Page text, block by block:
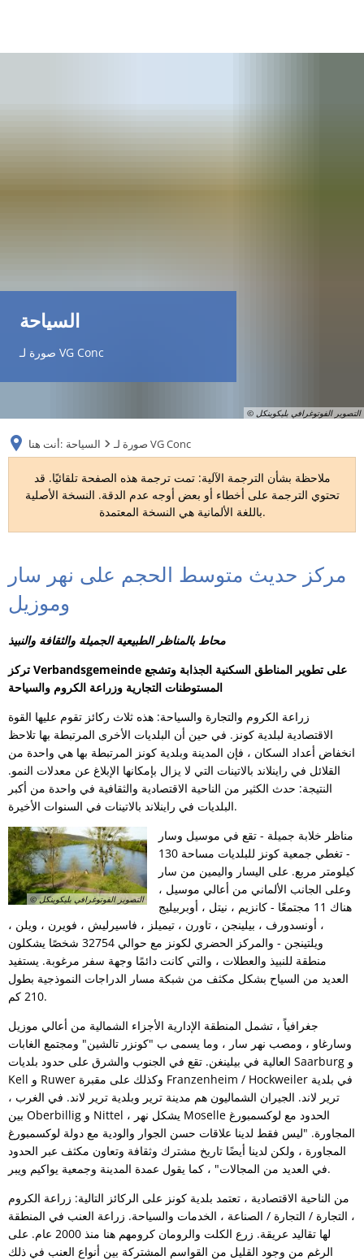
© التصوير الفوتوغرافي بليكوينكل
السياحة
صورة لـ VG Conc
أنت هنا: السياحة صورة لـ VG Conc
ملاحظة بشأن الترجمة الآلية: تمت ترجمة هذه الصفحة تلقائيًا. قد
تحتوي الترجمة على أخطاء أو بعض أوجه عدم الدقة. النسخة الأصلية
باللغة الألمانية هي النسخة المعتمدة.
صورة
لـ
VG
Conc
مركز حديث متوسط الحجم على نهر سار
وموزيل
محاط بالمناظر الطبيعية الجميلة والثقافة والنبيذ
تركز Verbandsgemeinde على تطوير المناطق السكنية الجذابة وتشجع
المستوطنات التجارية وزراعة الكروم والسياحة
زراعة الكروم والتجارة والسياحة: هذه ثلاث ركائز تقوم عليها القوة
الاقتصادية لبلدية كونز. في حين أن البلديات الأخرى المرتبطة بها تلاحظ
انخفاض أعداد السكان ، فإن المدينة وبلدية كونز المرتبطة بها هي واحدة من
القلائل في راينلاند بالاتينات التي لا يزال بإمكانها الإبلاغ عن معدلات النمو.
النتيجة: حدث الكثير من الناحية الاقتصادية والثقافية في واحدة من أكبر
البلديات في راينلاند بالاتينات في السنوات الأخيرة.
© التصوير الفوتوغرافي بليكوينكل
مناظر خلابة جميلة - تقع في موسيل وسار
- تغطي جمعية كونز للبلديات مساحة 130
كيلومتر مربع. على اليسار واليمين من سار
وعلى الجانب الألماني من أعالي موسيل ،
هناك 11 مجتمعًا - كانزيم ، نيتل ، أوبربيليج
، أونسدورف ، بيلينجن ، تاورن ، تيميلز ، فاسيرليش ، فويرن ، ويلن ،
ويلتينجن - والمركز الحضري لكونز مع حوالي 32754 شخصًا يشكلون
منطقة للنبيذ والعطلات ، والتي كانت دائمًا وجهة سفر مرغوبة. يستفيد
العديد من السياح بشكل مكثف من شبكة مسار الدراجات النموذجية بطول
210 كم.
جغرافياً ، تشمل المنطقة الإدارية الأجزاء الشمالية من أعالي موزيل
وسارغاو ، ومصب نهر سار ، وما يسمى ب "كونزر تالشين" ومجتمع الغابات
العالية في بيلينغن. تقع في الجنوب والشرق على حدود بلديات Saarburg و
Kell و Ruwer وكذلك على مقبرة Franzenheim / Hockweiler في بلدية
ترير لاند. الجيران الشماليون هم مدينة ترير وبلدية ترير لاند. في الغرب ،
بين Oberbillig و Nittel ، يشكل نهر Moselle الحدود مع لوكسمبورغ
المجاورة. "ليس فقط لدينا علاقات حسن الجوار والودية مع دولة لوكسمبورغ
المجاورة ، ولكن لدينا أيضًا تاريخ مشترك وثقافة وتعاون مكثف عبر الحدود
في العديد من المجالات" ، كما يقول عمدة المدينة وجمعية يواكيم ويبر.
من الناحية الاقتصادية ، تعتمد بلدية كونز على الركائز التالية: زراعة الكروم
، التجارة / التجارة / الصناعة ، الخدمات والسياحة. زراعة العنب في المنطقة
لها تقاليد عريقة. زرع الكلت والرومان كرومهم هنا منذ 2000 عام. على
الرغم من وجود القليل من القواسم المشتركة بين أنواع العنب في ذلك